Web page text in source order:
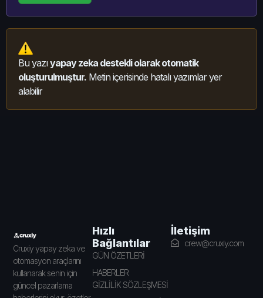
Bu yazıyapay zeka destekli olarak otomatik
oluşturulmuştur. Metin içerisinde hatalı yazımlar yer
alabilir
Cruxiy yapay zeka ve
otomasyon araçlarını
kullanarak senin için
güncel pazarlama
Hızlı
Bağlantılar
GÜN ÖZETLERİ
HABERLER
GİZLİLİK SÖZLEŞMESİ
İletişim
crew@cruxiy.com